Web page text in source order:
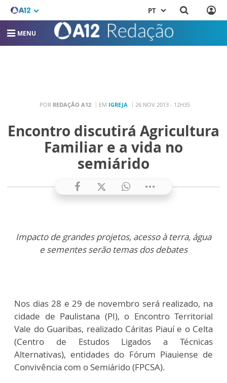
PT
MENU
POR REDAÇÃO A12 EM IGREJA 26 NOV 2013 - 12H35
Encontro discutirá Agricultura
Familiar e a vida no
semiárido
Impacto de grandes projetos, acesso à terra, água
e sementes serão temas dos debates
Nos dias 28 e 29 de novembro será realizado, na
cidade de Paulistana (PI), o Encontro Territorial
Vale do Guaribas, realizado Cáritas Piauí e o Celta
(Centro de Estudos Ligados a Técnicas
Alternativas), entidades do Fórum Piauiense de
Convivência com o Semiárido (FPCSA).